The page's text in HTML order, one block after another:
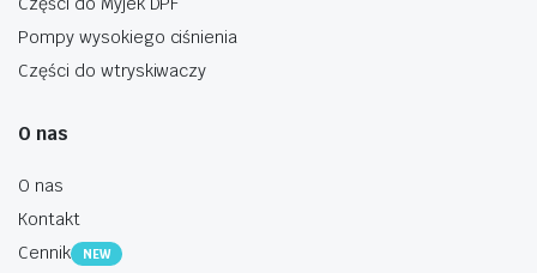
Pompy wysokiego ciśnienia
Części do wtryskiwaczy
O nas
O nas
Kontakt
Cennik
NEW